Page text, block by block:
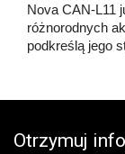
Nova CAN-L11
różnorodnych
podkreślą jego
Otrzymuj